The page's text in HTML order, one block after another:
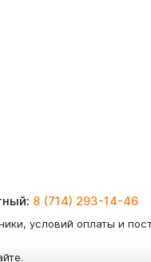
8 (714) 293-14-46
условий оплаты и